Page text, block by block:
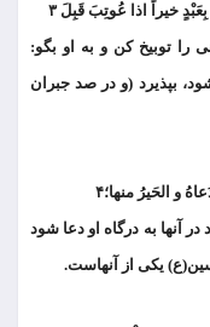
خیراً اذا عُوتِبَ قَبِلَ ۳
را توبیخ کن و به او بگو:
بپذیرد (و در صد جبران
و الحَیرُ منها؛۴
آنها به درگاه او دعا شود
یکی از آنهاست.